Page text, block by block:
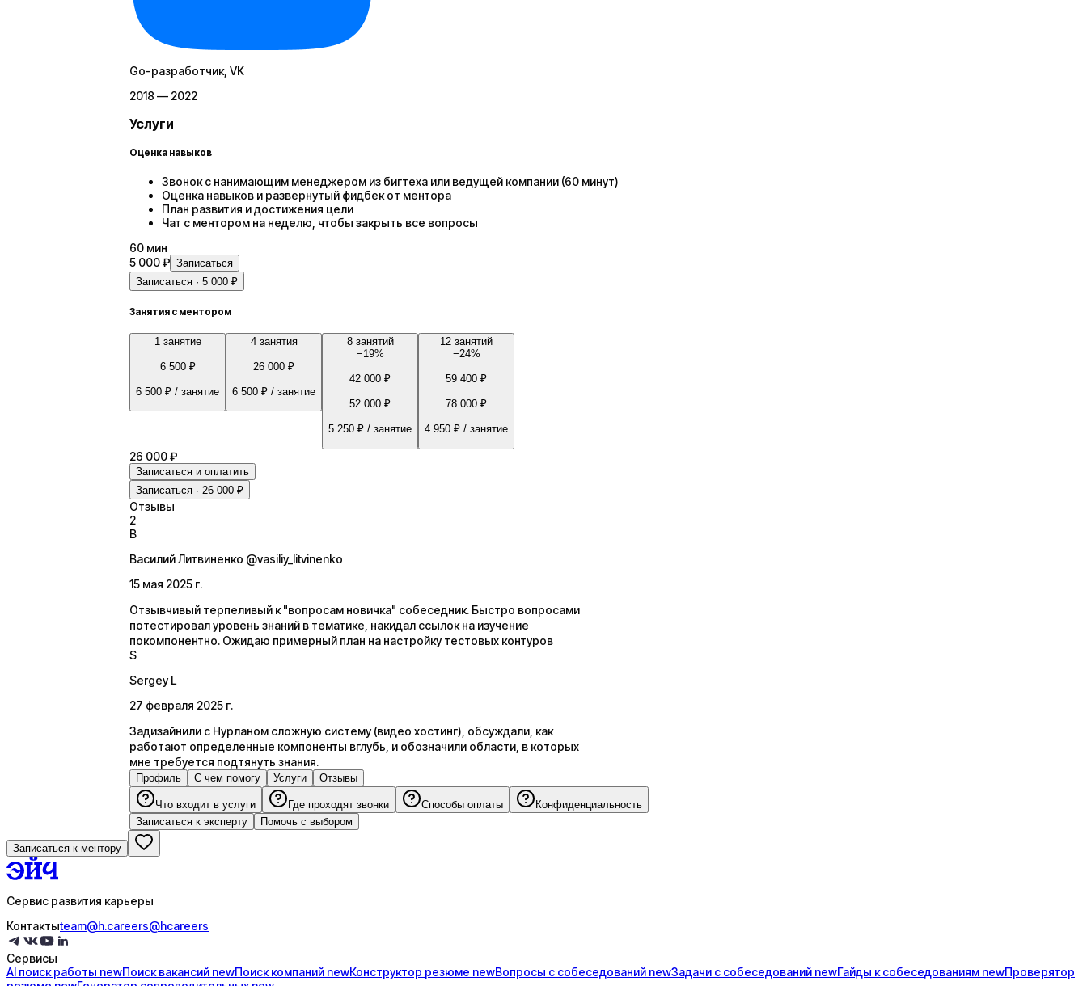
Go-разработчик, VK
2018 — 2022
Услуги
Оценка навыков
Звонок с нанимающим менеджером из бигтеха или ведущей компании (60 минут)
Оценка навыков и развернутый фидбек от ментора
План развития и достижения цели
Чат с ментором на неделю, чтобы закрыть все вопросы
60 мин
5 000 ₽ Записаться
Записаться · 5 000 ₽
Занятия с ментором
1 занятие
6 500 ₽
6 500 ₽ / занятие
4 занятия
26 000 ₽
6 500 ₽ / занятие
8 занятий
−19%
42 000 ₽
52 000 ₽
5 250 ₽ / занятие
12 занятий
−24%
59 400 ₽
78 000 ₽
4 950 ₽ / занятие
26 000 ₽
Записаться и оплатить
Записаться · 26 000 ₽
Отзывы
2
В
Василий Литвиненко @vasiliy_litvinenko
15 мая 2025 г.
Отзывчивый терпеливый к "вопросам новичка" собеседник. Быстро вопросами
потестировал уровень знаний в тематике, накидал ссылок на изучение
покомпонентно. Ожидаю примерный план на настройку тестовых контуров
S
Sergey L
27 февраля 2025 г.
Задизайнили с Нурланом сложную систему (видео хостинг), обсуждали, как
работают определенные компоненты вглубь, и обозначили области, в которых
мне требуется подтянуть знания.
Профиль С чем помогу Услуги Отзывы
Что входит в услуги Где проходят звонки Способы оплаты
Конфиденциальность
Записаться к эксперту
Помочь с выбором
Записаться к ментору
Сервис развития карьеры
Контактыteam@h.careers@hcareers
Сервисы
AI поискработы newПоисквакансий newПоисккомпаний newКонструктор резюме newВопросы с собеседований newЗадачи с собеседований newГайды ксобеседованиям newПроверятор